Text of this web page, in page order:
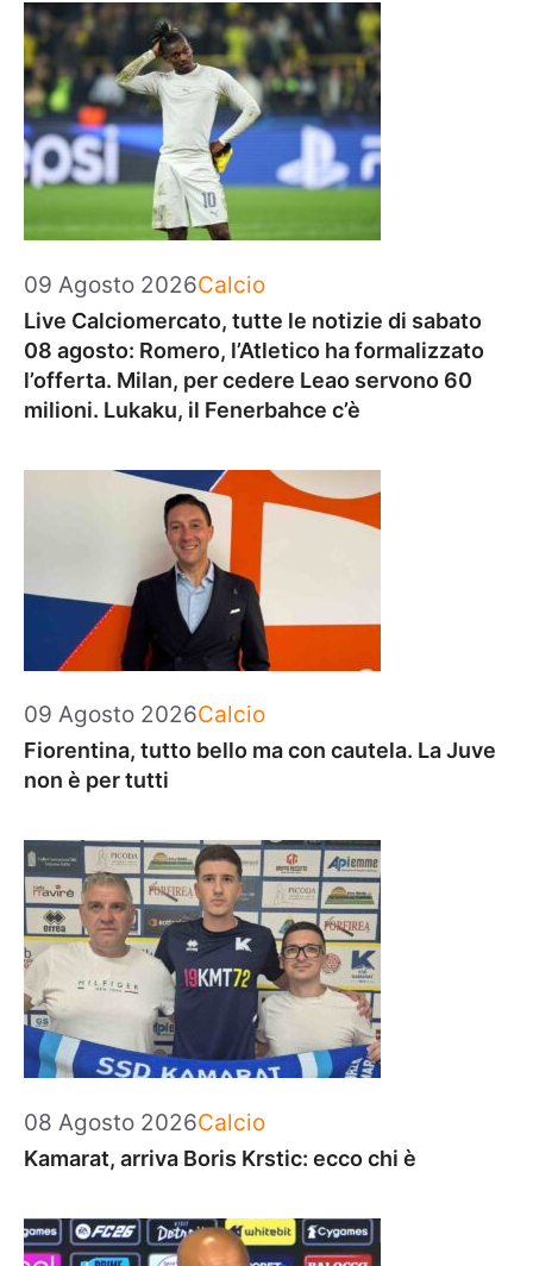
09 Agosto 2026Categorie
Calcio
Live Calciomercato, tutte le notizie di sabato
08 agosto: Romero, l’Atletico ha formalizzato
l’offerta. Milan, per cedere Leao servono 60
milioni. Lukaku, il Fenerbahce c’è
09 Agosto 2026Categorie
Calcio
Fiorentina, tutto bello ma con cautela. La Juve
non è per tutti
08 Agosto 2026Categorie
Calcio
Kamarat, arriva Boris Krstic: ecco chi è